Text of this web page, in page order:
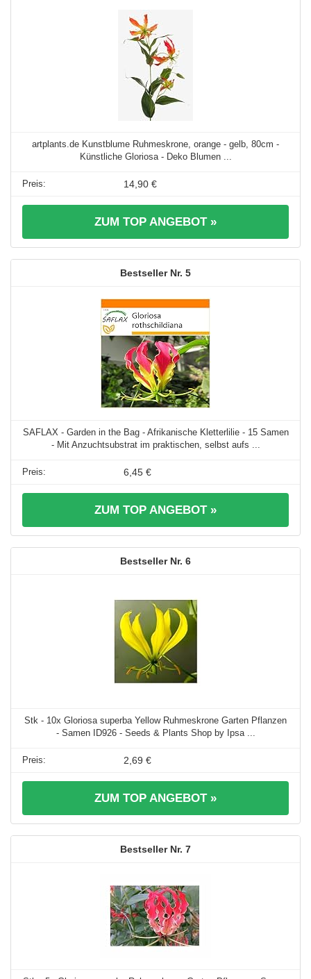
artplants.de Kunstblume Ruhmeskrone, orange - gelb, 80cm -
Künstliche Gloriosa - Deko Blumen ...
14,90 €
ZUM TOP ANGEBOT »
5
SAFLAX - Garden in the Bag - Afrikanische Kletterlilie - 15 Samen
- Mit Anzuchtsubstrat im praktischen, selbst aufs ...
6,45 €
ZUM TOP ANGEBOT »
6
Stk - 10x Gloriosa superba Yellow Ruhmeskrone Garten Pflanzen
- Samen ID926 - Seeds & Plants Shop by Ipsa ...
2,69 €
ZUM TOP ANGEBOT »
7